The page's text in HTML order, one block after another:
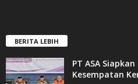
BERITA LEBIH
PT ASA
Kesempatan